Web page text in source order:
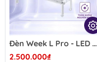
Đèn Week L Pro - LED RGB-UV cao cấp cho bể thủy sinh
2.500.000₫